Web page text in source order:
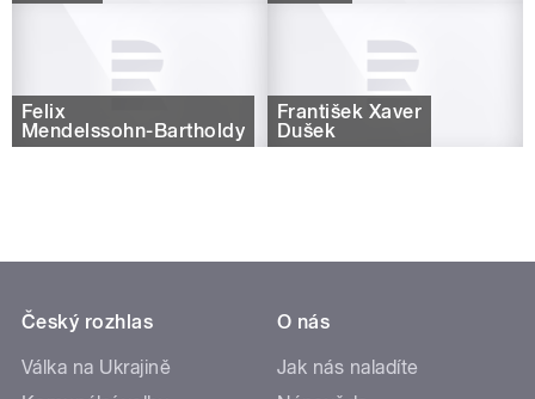
Felix
Mendelssohn-Bartholdy
František Xaver
Dušek
Český rozhlas
Válka na Ukrajině
O nás
Jak nás naladíte